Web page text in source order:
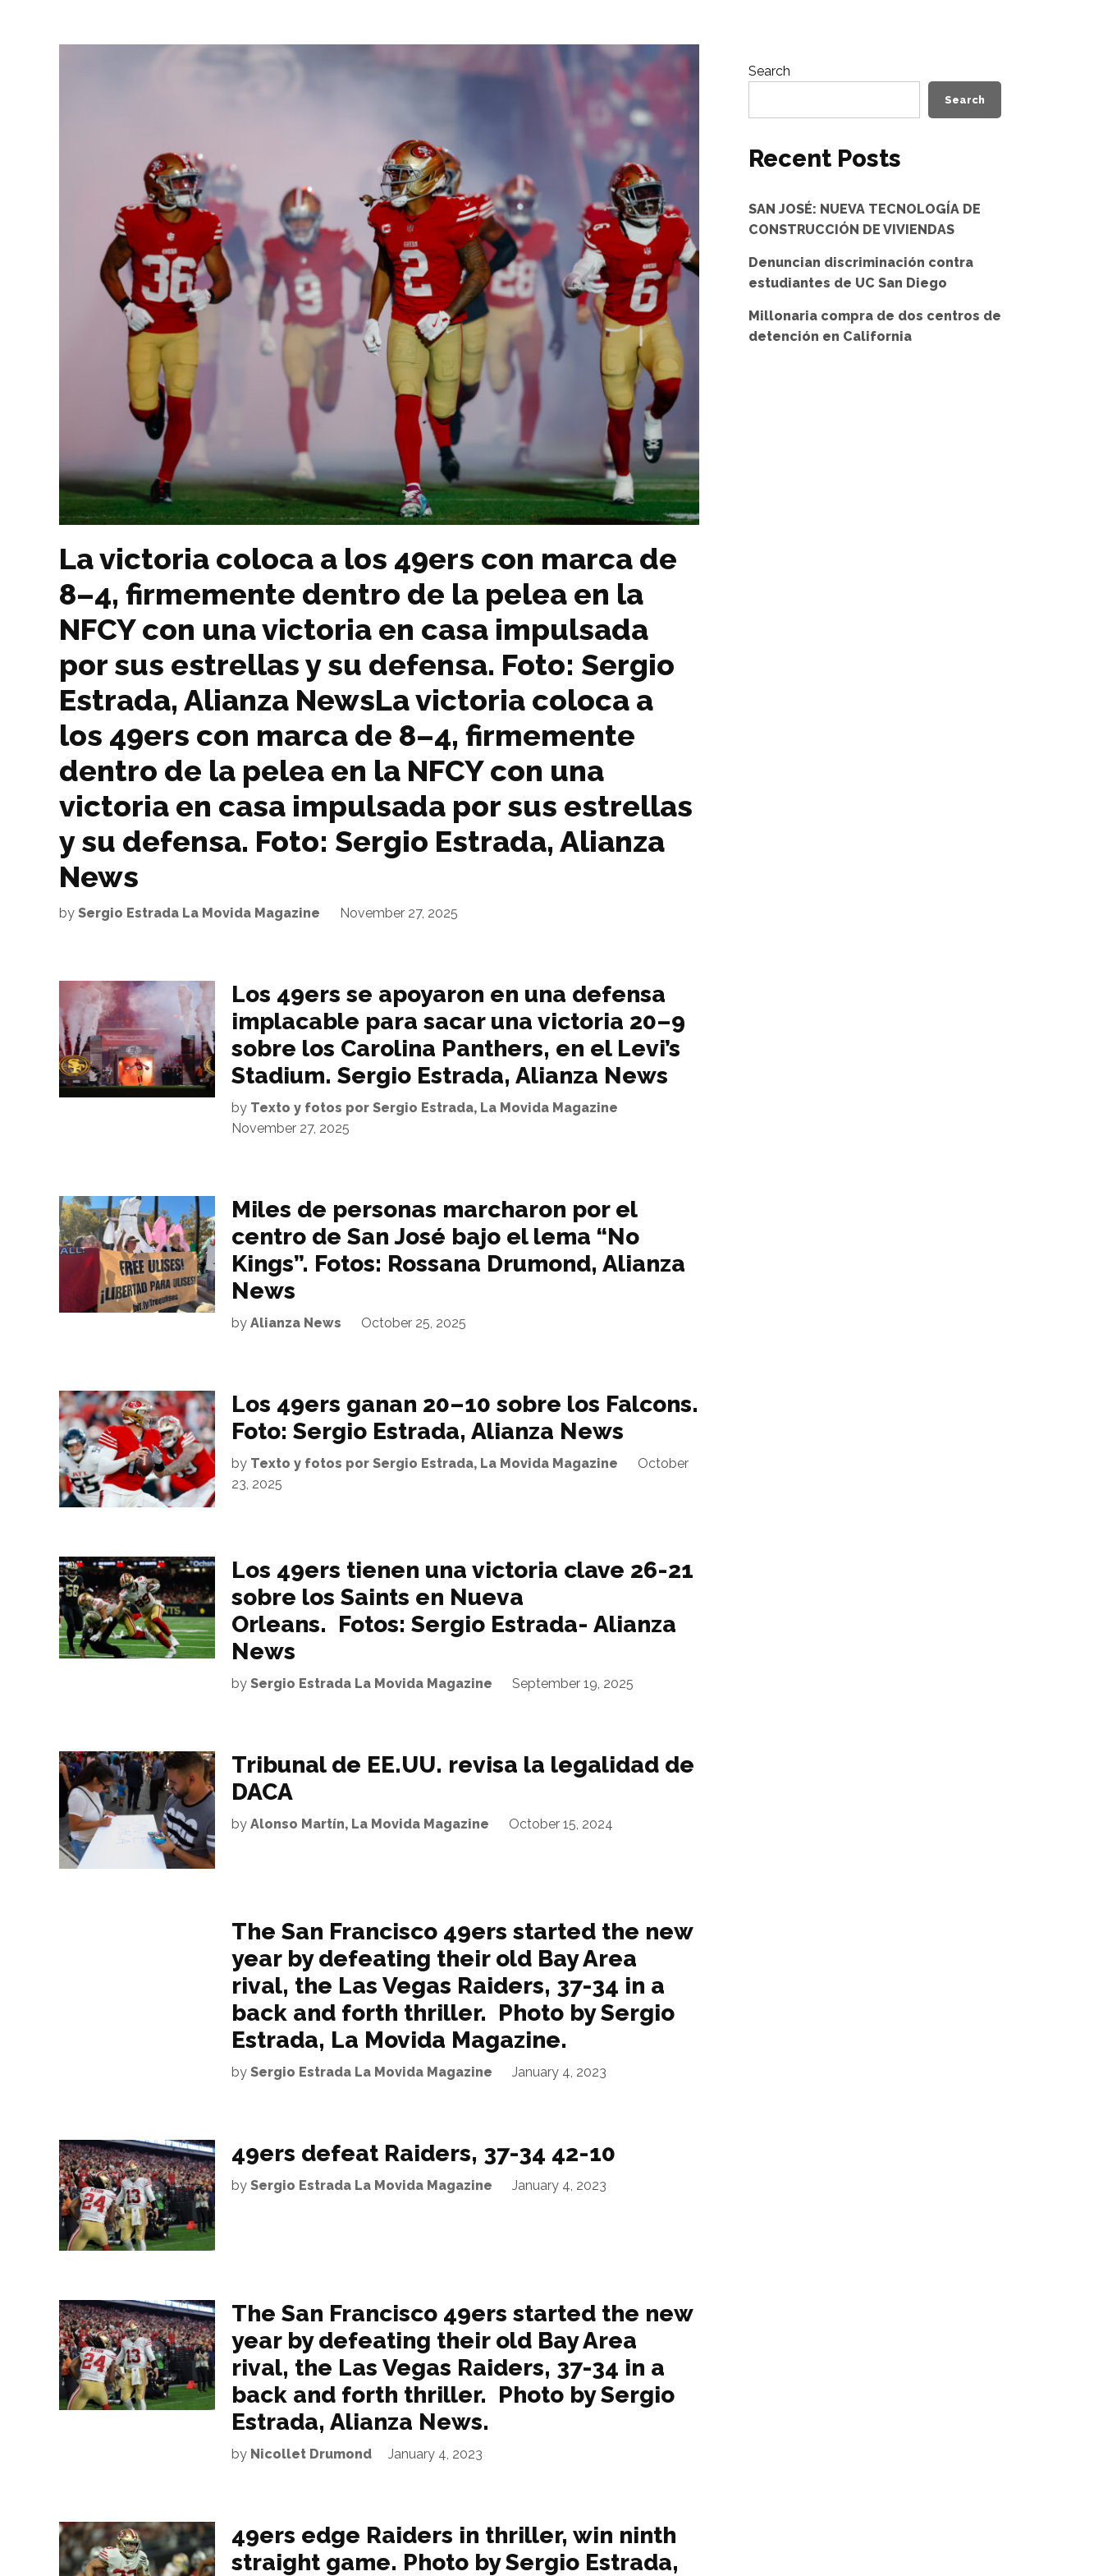
La victoria coloca a los 49ers con marca de
8–4, firmemente dentro de la pelea en la
NFCY con una victoria en casa impulsada
por sus estrellas y su defensa. Foto: Sergio
Estrada, Alianza NewsLa victoria coloca a
los 49ers con marca de 8–4, firmemente
dentro de la pelea en la NFCY con una
victoria en casa impulsada por sus estrellas
y su defensa. Foto: Sergio Estrada, Alianza
News
by Sergio Estrada La Movida Magazine November 27, 2025
Los 49ers se apoyaron en una defensa
implacable para sacar una victoria 20–9
sobre los Carolina Panthers, en el Levi’s
Stadium. Sergio Estrada, Alianza News
by Texto y fotos por Sergio Estrada, La Movida Magazine
November 27, 2025
Miles de personas marcharon por el
centro de San José bajo el lema “No
Kings”. Fotos: Rossana Drumond, Alianza
News
by Alianza News October 25, 2025
Los 49ers ganan 20–10 sobre los Falcons.
Foto: Sergio Estrada, Alianza News
by Texto y fotos por Sergio Estrada, La Movida Magazine
October
23, 2025
Los 49ers tienen una victoria clave 26-21
sobre los Saints en Nueva
Orleans. Fotos: Sergio Estrada- Alianza
News
by Sergio Estrada La Movida Magazine September 19, 2025
Tribunal de EE.UU. revisa la legalidad de
DACA
by Alonso Martín, La Movida Magazine October 15, 2024
The San Francisco 49ers started the new
year by defeating their old Bay Area
rival, the Las Vegas Raiders, 37-34 in a
back and forth thriller. Photo by Sergio
Estrada, La Movida Magazine.
by Sergio Estrada La Movida Magazine January 4, 2023
49ers defeat Raiders, 37-34 42-10
by Sergio Estrada La Movida Magazine January 4, 2023
The San Francisco 49ers started the new
year by defeating their old Bay Area
rival, the Las Vegas Raiders, 37-34 in a
back and forth thriller. Photo by Sergio
Estrada, Alianza News.
by Nicollet Drumond January 4, 2023
49ers edge Raiders in thriller, win ninth
straight game. Photo by Sergio Estrada,
Search
Search
Recent Posts
SAN JOSÉ: NUEVA TECNOLOGÍA DE
CONSTRUCCIÓN DE VIVIENDAS
Denuncian discriminación contra
estudiantes de UC San Diego
Millonaria compra de dos centros de
detención en California